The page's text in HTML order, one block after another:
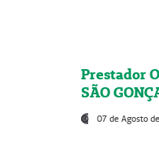
Prestador
SÃO
07 de Agosto